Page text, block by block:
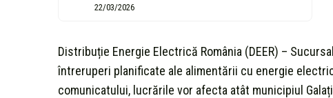
22/03/2026
Distribuție Energie Electrică România (DEER) –
întreruperi planificate ale alimentării cu energie
comunicatului, lucrările vor afecta atât municipiul